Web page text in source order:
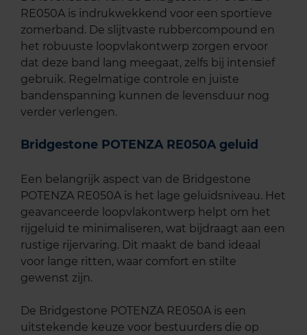
RE050A is indrukwekkend voor een sportieve
zomerband. De slijtvaste rubbercompound en
het robuuste loopvlakontwerp zorgen ervoor
dat deze band lang meegaat, zelfs bij intensief
gebruik. Regelmatige controle en juiste
bandenspanning kunnen de levensduur nog
verder verlengen.
Bridgestone POTENZA RE050A geluid
Een belangrijk aspect van de Bridgestone
POTENZA RE050A is het lage geluidsniveau. Het
geavanceerde loopvlakontwerp helpt om het
rijgeluid te minimaliseren, wat bijdraagt aan een
rustige rijervaring. Dit maakt de band ideaal
voor lange ritten, waar comfort en stilte
gewenst zijn.
De Bridgestone POTENZA RE050A is een
uitstekende keuze voor bestuurders die op